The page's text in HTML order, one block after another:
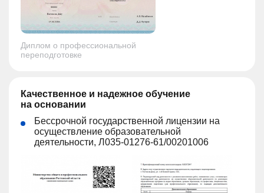
Диплом о профессиональной
переподготовке
Качественное и надежное обучение
на основании
Бессрочной государственной лицензии на
осуществление образовательной
деятельности, Л035-01276-61/00201006